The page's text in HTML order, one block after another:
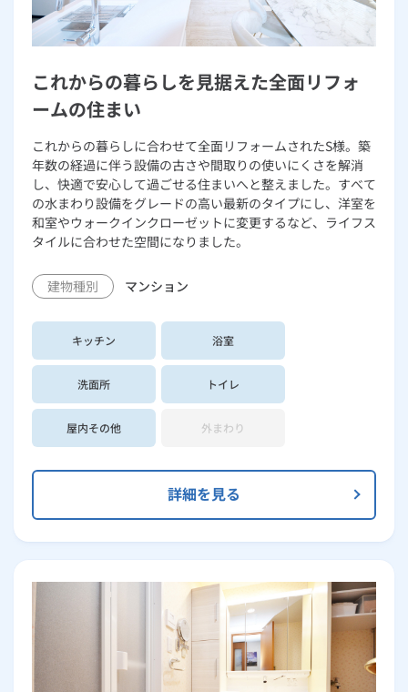
これからの暮らしを見据えた全面リフォ
ームの住まい
これからの暮らしに合わせて全面リフォームされたS様。築
年数の経過に伴う設備の古さや間取りの使いにくさを解消
し、快適で安心して過ごせる住まいへと整えました。すべて
の水まわり設備をグレードの高い最新のタイプにし、洋室を
和室やウォークインクローゼットに変更するなど、ライフス
タイルに合わせた空間になりました。
建物種別 マンション
キッチン 浴室
洗面所 トイレ
屋内その他 外まわり
詳細を見る